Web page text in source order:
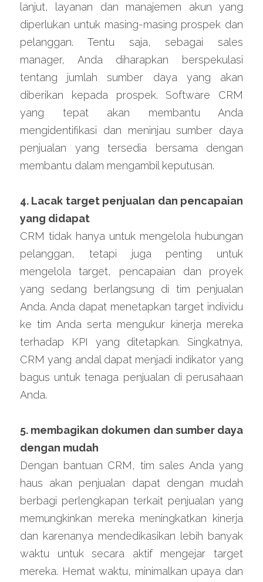
lanjut, layanan dan manajemen akun yang
diperlukan untuk masing-masing prospek dan
pelanggan. Tentu saja, sebagai sales
manager, Anda diharapkan berspekulasi
tentang jumlah sumber daya yang akan
diberikan kepada prospek. Software CRM
yang tepat akan membantu Anda
mengidentifikasi dan meninjau sumber daya
penjualan yang tersedia bersama dengan
membantu dalam mengambil keputusan.
4. Lacak target penjualan dan pencapaian
yang didapat
CRM tidak hanya untuk mengelola hubungan
pelanggan, tetapi juga penting untuk
mengelola target, pencapaian dan proyek
yang sedang berlangsung di tim penjualan
Anda. Anda dapat menetapkan target individu
ke tim Anda serta mengukur kinerja mereka
terhadap KPI yang ditetapkan. Singkatnya,
CRM yang andal dapat menjadi indikator yang
bagus untuk tenaga penjualan di perusahaan
Anda.
5. membagikan dokumen dan sumber daya
dengan mudah
Dengan bantuan CRM, tim sales Anda yang
haus akan penjualan dapat dengan mudah
berbagi perlengkapan terkait penjualan yang
memungkinkan mereka meningkatkan kinerja
dan karenanya mendedikasikan lebih banyak
waktu untuk secara aktif mengejar target
mereka. Hemat waktu, minimalkan upaya dan